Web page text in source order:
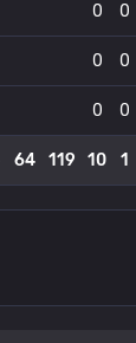
0 0
0 0
0 0
64 119 10 1